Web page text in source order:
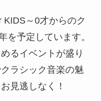
～0才からのク
を予定しています。
るイベントが盛り
ラシック音楽の魅
見逃しなく！